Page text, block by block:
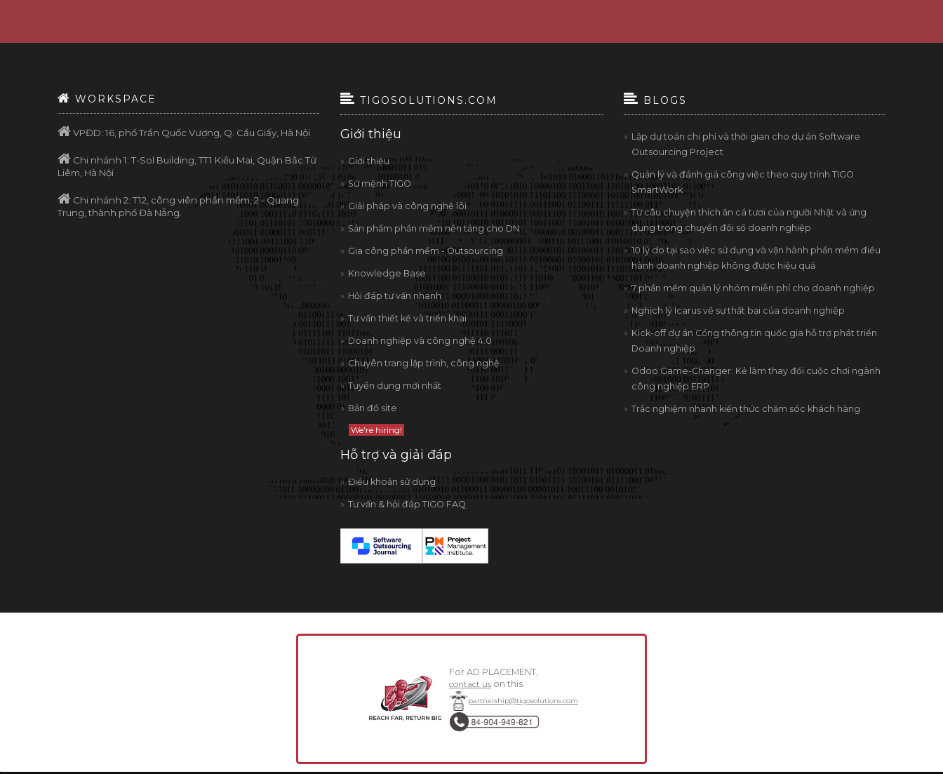
WORKSPACE
VPĐD: 16, phố Trần Quốc Vượng, Q. Cầu Giấy, Hà Nội
Chi nhánh 1: T-Sol Building, TT1 Kiều Mai, Quận Bắc Từ
Liêm, Hà Nội
Chi nhánh 2: T12, công viên phần mềm, 2 - Quang
Trung, thành phố Đà Nẵng.
TIGOSOLUTIONS.COM
Giới thiệu
Giới thiệu
Sứ mệnh TIGO
Giải pháp và công nghệ lõi
Sản phẩm phần mềm nền tảng cho DN
Gia công phần mềm - Outsourcing
Knowledge Base
Hỏi đáp tư vấn nhanh
Tư vấn thiết kế và triển khai
Doanh nghiệp và công nghệ 4.0
Chuyên trang lập trình, công nghệ
Tuyển dụng mới nhất
Bản đồ site
We're hiring!
Hỗ trợ và giải đáp
Điều khoản sử dụng
Tư vấn & hỏi đáp TIGO FAQ
BLOGS
Lập dự toán chi phí và thời gian cho dự án Software
Outsourcing Project
Quản lý và đánh giá công việc theo quy trình TIGO
SmartWork
Từ câu chuyện thích ăn cá tươi của người Nhật và ứng
dụng trong chuyển đổi số doanh nghiệp
10 lý do tại sao việc sử dụng và vận hành phần mềm điều
hành doanh nghiệp không được hiệu quả
7 phần mềm quản lý nhóm miễn phí cho doanh nghiệp
Nghịch lý Icarus về sự thất bại của doanh nghiệp
Kick-off dự án Cổng thông tin quốc gia hỗ trợ phát triển
Doanh nghiệp
Odoo Game-Changer: Kẻ làm thay đổi cuộc chơi ngành
công nghiệp ERP
Trắc nghiệm nhanh kiến thức chăm sóc khách hàng
For AD PLACEMENT,
contact us on this.
partnership@tigosolutions.com